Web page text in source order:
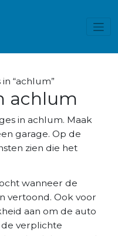
“achlum”
achlum
in achlum. Maak
garage. Op de
zien die het
wanneer de
vertoond. Ook voor
aan om de auto
verplichte